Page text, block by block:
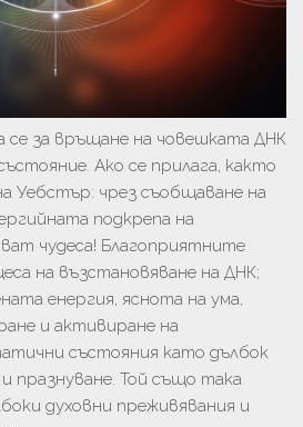
се за връщане на човешката ДНК
Ако се прилага, както
Уебстър: чрез съобщаване на
подкрепа на
чудеса! Благоприятните
на възстановяване на ДНК;
енергия, яснота на ума,
и активиране на
състояния като дълбок
празнуване. Той също така
духовни преживявания и